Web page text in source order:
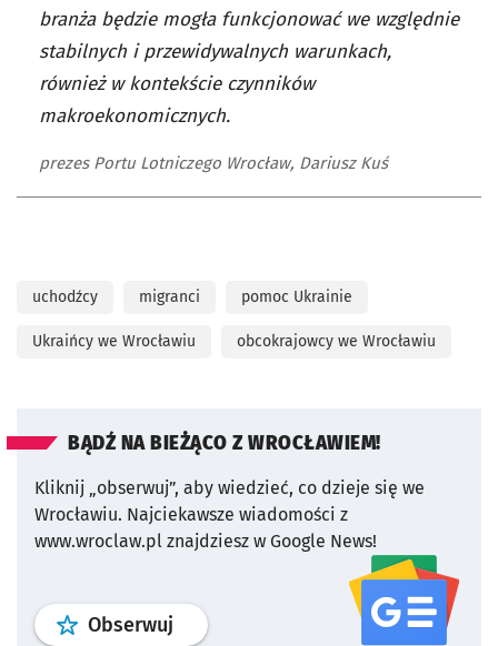
branża będzie mogła funkcjonować we względnie
stabilnych i przewidywalnych warunkach,
również w kontekście czynników
makroekonomicznych.
prezes Portu Lotniczego Wrocław, Dariusz Kuś
uchodźcy migranci pomoc Ukrainie
Ukraińcy we Wrocławiu obcokrajowcy we Wrocławiu
BĄDŹ NA BIEŻĄCO Z WROCŁAWIEM!
Kliknij „obserwuj”, aby wiedzieć, co dzieje się we
Wrocławiu. Najciekawsze wiadomości z
www.wroclaw.pl znajdziesz w Google News!
Obserwuj profil serwisu